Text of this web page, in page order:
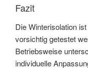
Fazit
Die Winterisolation
vorsichtig getestet
Betriebsweise
individuelle